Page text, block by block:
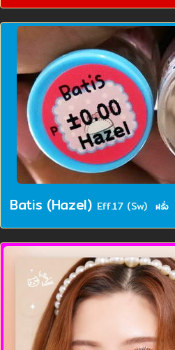
Batis (Hazel) Eff.17 (Sw) ฝรั่ง